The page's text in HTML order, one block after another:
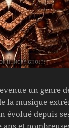
un genre
la musique
évolué depuis
ans et